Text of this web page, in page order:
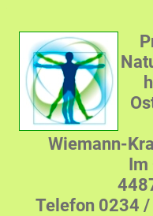
Wiemann-
Im
Telefon 0234